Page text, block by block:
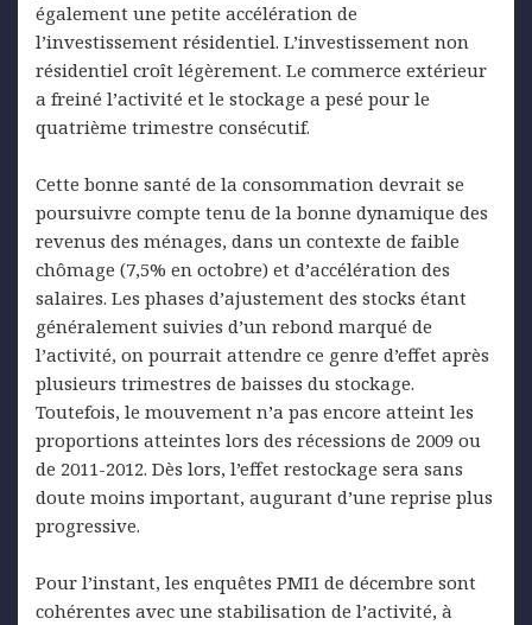
également une petite accélération de
l’investissement résidentiel. L’investissement non
résidentiel croît légèrement. Le commerce extérieur
a freiné l’activité et le stockage a pesé pour le
quatrième trimestre consécutif.
Cette bonne santé de la consommation devrait se
poursuivre compte tenu de la bonne dynamique des
revenus des ménages, dans un contexte de faible
chômage (7,5% en octobre) et d’accélération des
salaires. Les phases d’ajustement des stocks étant
généralement suivies d’un rebond marqué de
l’activité, on pourrait attendre ce genre d’effet après
plusieurs trimestres de baisses du stockage.
Toutefois, le mouvement n’a pas encore atteint les
proportions atteintes lors des récessions de 2009 ou
de 2011-2012. Dès lors, l’effet restockage sera sans
doute moins important, augurant d’une reprise plus
progressive.
Pour l’instant, les enquêtes PMI1 de décembre sont
cohérentes avec une stabilisation de l’activité, à